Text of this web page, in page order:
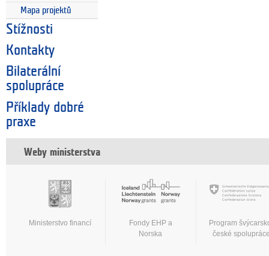
Mapa projektů
Stížnosti
Kontakty
Bilaterální
spolupráce
Příklady dobré
praxe
Weby ministerstva
Ministerstvo financí
Fondy EHP a
Norska
Program
české